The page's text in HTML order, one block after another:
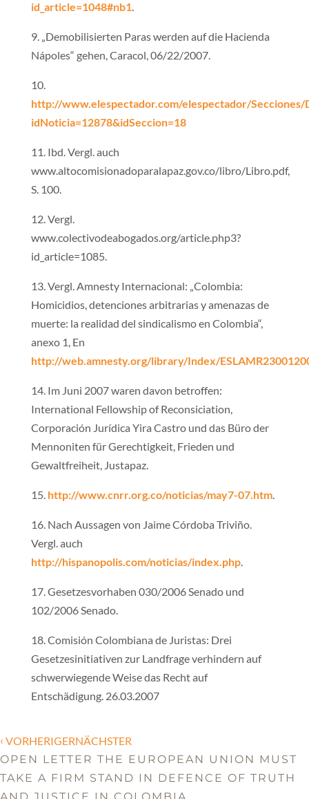
id_article=1048#nb1.
9. „Demobilisierten Paras werden auf die Hacienda
Nápoles“ gehen, Caracol, 06/22/2007.
10.
http://www.elespectador.com/elespectador/Secciones/
idNoticia=12878&idSeccion=18
11. Ibd. Vergl. auch
www.altocomisionadoparalapaz.gov.co/libro/Libro.pdf,
S. 100.
12. Vergl.
www.colectivodeabogados.org/article.php3?
id_article=1085.
13. Vergl. Amnesty Internacional: „Colombia:
Homicidios, detenciones arbitrarias y amenazas de
muerte: la realidad del sindicalismo en Colombia“,
anexo 1, En
http://web.amnesty.org/library/Index/
14. Im Juni 2007 waren davon betroffen:
International Fellowship of Reconsiciation,
Corporación Jurídica Yira Castro und das Büro der
Mennoniten für Gerechtigkeit, Frieden und
Gewaltfreiheit, Justapaz.
15. http://www.cnrr.org.co/noticias/may7-07.htm.
16. Nach Aussagen von Jaime Córdoba Triviño.
Vergl. auch
http://hispanopolis.com/noticias/index.php.
17. Gesetzesvorhaben 030/2006 Senado und
102/2006 Senado.
18. Comisión Colombiana de Juristas: Drei
Gesetzesinitiativen zur Landfrage verhindern auf
schwerwiegende Weise das Recht auf
Entschädigung. 26.03.2007
‹ VORHERIGERNÄCHSTER
OPEN LETTER THE EUROPEAN UNION MUST
TAKE A FIRM STAND IN DEFENCE OF TRUTH